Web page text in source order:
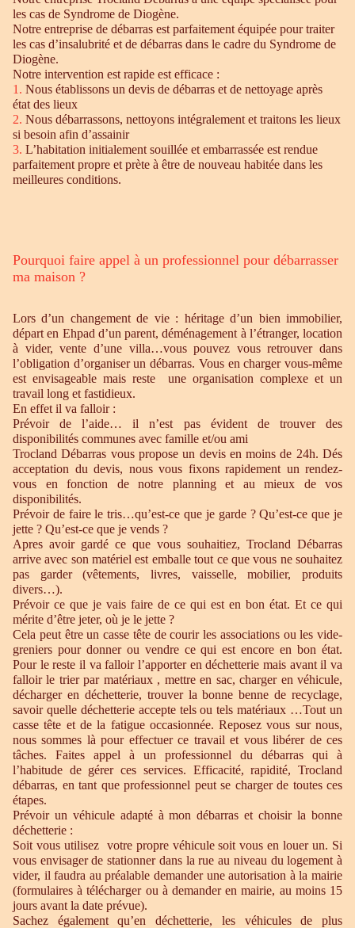
les cas de Syndrome de Diogène.
Notre entreprise de débarras est parfaitement équipée pour traiter
les cas d’insalubrité et de débarras dans le cadre du Syndrome de
Diogène.
Notre intervention est rapide est efficace :
1. Nous établissons un devis de débarras et de nettoyage après
état des lieux
2. Nous débarrassons, nettoyons intégralement et traitons les lieux
si besoin afin d’assainir
3. L’habitation initialement souillée et embarrassée est rendue
parfaitement propre et prète à être de nouveau habitée dans les
meilleures conditions.
Pourquoi faire appel à un professionnel pour débarrasser
ma maison ?
Lors d’un changement de vie : héritage d’un bien immobilier,
départ en Ehpad d’un parent, déménagement à l’étranger, location
à vider, vente d’une villa…vous pouvez vous retrouver dans
l’obligation d’organiser un débarras. Vous en charger vous-même
est envisageable mais reste une organisation complexe et un
travail long et fastidieux.
En effet il va falloir :
Prévoir de l’aide… il n’est pas évident de trouver des
disponibilités communes avec famille et/ou ami
Trocland Débarras vous propose un devis en moins de 24h. Dés
acceptation du devis, nous vous fixons rapidement un rendez-
vous en fonction de notre planning et au mieux de vos
disponibilités.
Prévoir de faire le tris…qu’est-ce que je garde ? Qu’est-ce que je
jette ? Qu’est-ce que je vends ?
Apres avoir gardé ce que vous souhaitiez, Trocland Débarras
arrive avec son matériel est emballe tout ce que vous ne souhaitez
pas garder (vêtements, livres, vaisselle, mobilier, produits
divers…).
Prévoir ce que je vais faire de ce qui est en bon état. Et ce qui
mérite d’être jeter, où je le jette ?
Cela peut être un casse tête de courir les associations ou les vide-
greniers pour donner ou vendre ce qui est encore en bon état.
Pour le reste il va falloir l’apporter en déchetterie mais avant il va
falloir le trier par matériaux , mettre en sac, charger en véhicule,
décharger en déchetterie, trouver la bonne benne de recyclage,
savoir quelle déchetterie accepte tels ou tels matériaux …Tout un
casse tête et de la fatigue occasionnée. Reposez vous sur nous,
nous sommes là pour effectuer ce travail et vous libérer de ces
tâches. Faites appel à un professionnel du débarras qui à
l’habitude de gérer ces services. Efficacité, rapidité, Trocland
débarras, en tant que professionnel peut se charger de toutes ces
étapes.
Prévoir un véhicule adapté à mon débarras et choisir la bonne
déchetterie :
Soit vous utilisez votre propre véhicule soit vous en louer un. Si
vous envisager de stationner dans la rue au niveau du logement à
vider, il faudra au préalable demander une autorisation à la mairie
(formulaires à télécharger ou à demander en mairie, au moins 15
jours avant la date prévue).
Sachez également qu’en déchetterie, les véhicules de plus